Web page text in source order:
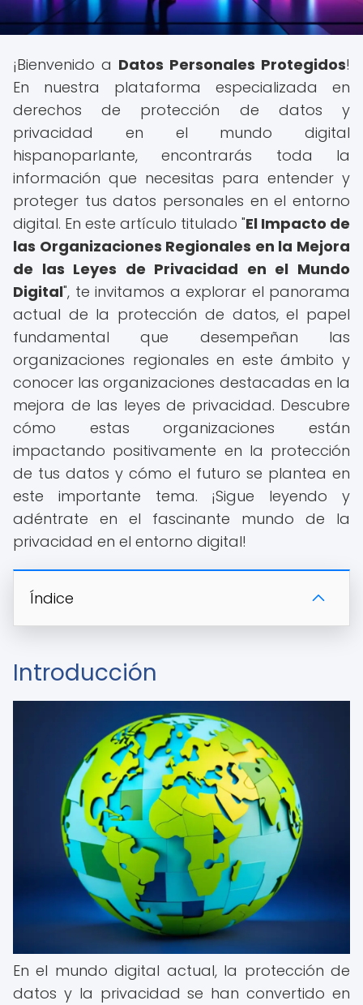
¡Bienvenido a Datos Personales Protegidos!
En nuestra plataforma especializada en
derechos de protección de datos y
privacidad en el mundo digital
hispanoparlante, encontrarás toda la
información que necesitas para entender y
proteger tus datos personales en el entorno
digital. En este artículo titulado "El Impacto de
las Organizaciones Regionales en la Mejora
de las Leyes de Privacidad en el Mundo
Digital", te invitamos a explorar el panorama
actual de la protección de datos, el papel
fundamental que desempeñan las
organizaciones regionales en este ámbito y
conocer las organizaciones destacadas en la
mejora de las leyes de privacidad. Descubre
cómo estas organizaciones están
impactando positivamente en la protección
de tus datos y cómo el futuro se plantea en
este importante tema. ¡Sigue leyendo y
adéntrate en el fascinante mundo de la
privacidad en el entorno digital!
Índice
Introducción
En el mundo digital actual, la protección de
datos y la privacidad se han convertido en